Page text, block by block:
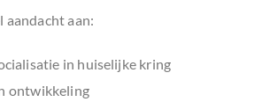
aandacht aan:
in huiselijke kring
ontwikkeling